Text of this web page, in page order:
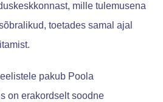
mille tulemusena
toetades samal ajal
pakub Poola
on erakordselt soodne